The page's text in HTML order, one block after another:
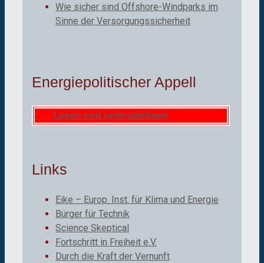
Wie sicher sind Offshore-Windparks im
Sinne der Versorgungssicherheit
Energiepolitischer Appell
Lesen und unterzeichnen
Links
Eike – Europ. Inst. für Klima und Energie
Bürger für Technik
Science Skeptical
Fortschritt in Freiheit e.V.
Durch die Kraft der Vernunft